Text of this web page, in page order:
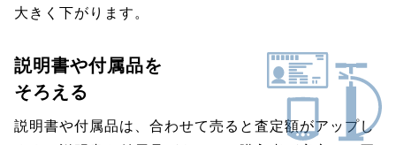
大きく下がります。
説明書や付属品を
そろえる
説明書や付属品は、合わせて売ると査定額がアップし